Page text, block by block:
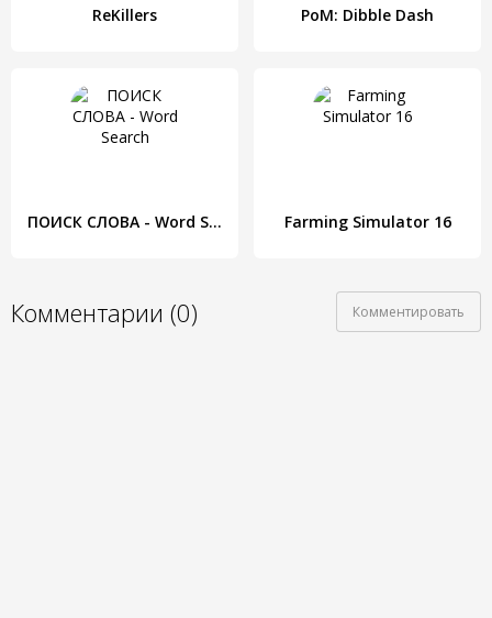
ReKillers PoM: Dibble Dash
ПОИСК СЛОВА - Word Search Farming Simulator 16
Комментарии (0) Комментировать